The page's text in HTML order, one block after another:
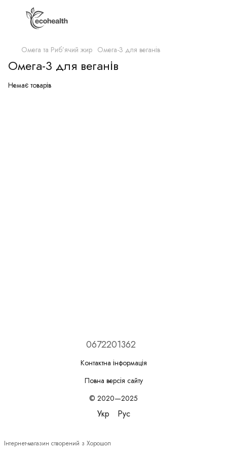
Омега та Риб’ячий жир Омега-3 для веганів
Омега-3 для веганів
Немає товарів
0672201362
Контактна інформація
Повна версія сайту
© 2020—2025
Укр Рус
Інтернет-магазин створений з Хорошоп